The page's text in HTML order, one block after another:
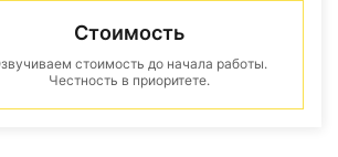
Стоимость
стоимость до начала работы.
Честность в приоритете.